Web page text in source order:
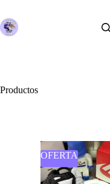
Productos
OFERTA